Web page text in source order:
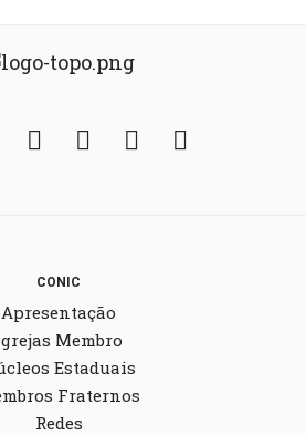
Twitter Instagram
YouTubeFickr
CONIC
Apresentação
Membro
Estaduais
Fraternos
Redes